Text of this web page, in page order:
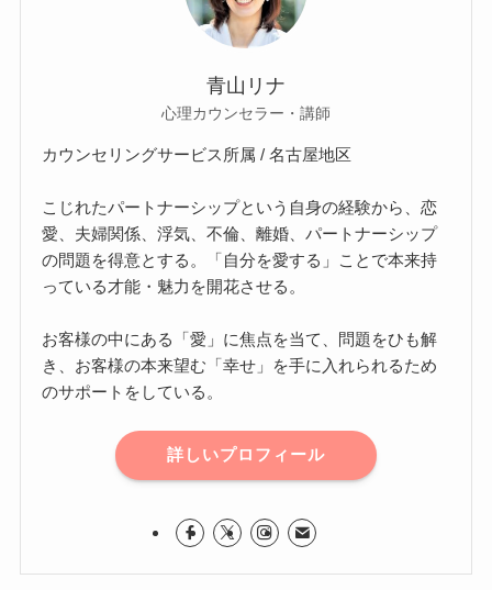
青山リナ
心理カウンセラー・講師
カウンセリングサービス所属 / 名古屋地区
こじれたパートナーシップという自身の経験から、恋
愛、夫婦関係、浮気、不倫、離婚、パートナーシップ
の問題を得意とする。「自分を愛する」ことで本来持
っている才能・魅力を開花させる。
お客様の中にある「愛」に焦点を当て、問題をひも解
き、お客様の本来望む「幸せ」を手に入れられるため
のサポートをしている。
詳しいプロフィール